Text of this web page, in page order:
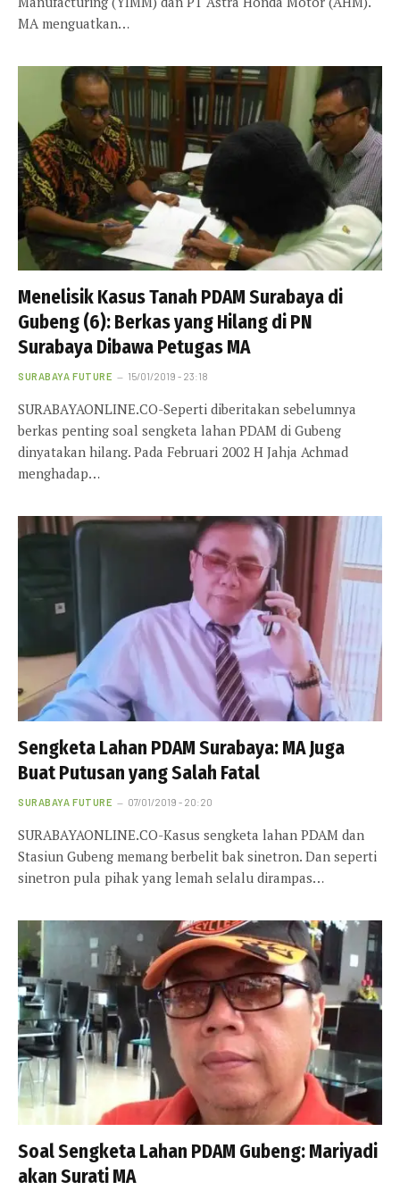
MA menguatkan…
Menelisik Kasus Tanah PDAM Surabaya di
Gubeng (6): Berkas yang Hilang di PN
Surabaya Dibawa Petugas MA
SURABAYA FUTURE 15/01/2019 - 23:18
SURABAYAONLINE.CO-Seperti diberitakan sebelumnya
berkas penting soal sengketa lahan PDAM di Gubeng
dinyatakan hilang. Pada Februari 2002 H Jahja Achmad
menghadap…
Sengketa Lahan PDAM Surabaya: MA Juga
Buat Putusan yang Salah Fatal
SURABAYA FUTURE 07/01/2019 - 20:20
SURABAYAONLINE.CO-Kasus sengketa lahan PDAM dan
Stasiun Gubeng memang berbelit bak sinetron. Dan seperti
sinetron pula pihak yang lemah selalu dirampas…
Soal Sengketa Lahan PDAM Gubeng: Mariyadi
akan Surati MA